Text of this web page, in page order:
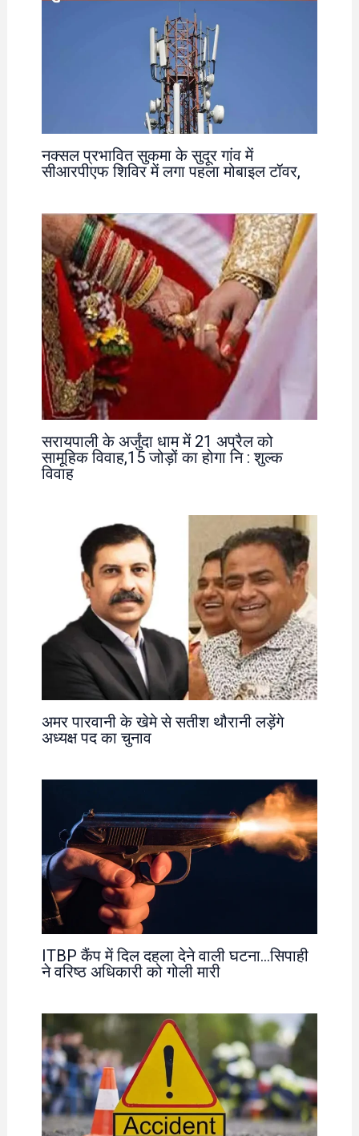
नक्सल प्रभावित सुकमा के सुदूर गांव में
सीआरपीएफ शिविर में लगा पहला मोबाइल टॉवर,
सरायपाली के अर्जुंदा धाम में 21 अप्रैल को
सामूहिक विवाह,15 जोड़ों का होगा नि : शुल्क
विवाह
अमर पारवानी के खेमे से सतीश थौरानी लड़ेंगे
अध्यक्ष पद का चुनाव
ITBP कैंप में दिल दहला देने वाली घटना…सिपाही
ने वरिष्ठ अधिकारी को गोली मारी